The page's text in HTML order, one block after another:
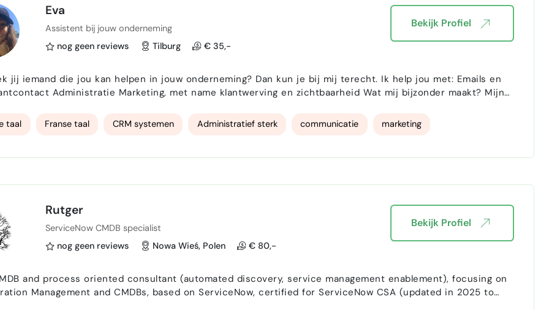
Eva
Assistent bij jouw onderneming
nog geen reviews
Tilburg € 35,-
klantwerving en zichtbaarheid Wat mij bijzonder maakt? Mijn
en zou je dat willen kan ik …
taal Franse taal CRM systemen Administratief sterk communicatie marketing
Bekijk Profiel
Rutger
ServiceNow CMDB specialist
nog geen reviews
Nowa Wieś, Polen € 80,-
and process oriented consultant (automated discovery, service management enablement), focusing on
Management and CMDBs, based on ServiceNow, certified for ServiceNow CSA (updated in 2025 to
Bekijk Profiel